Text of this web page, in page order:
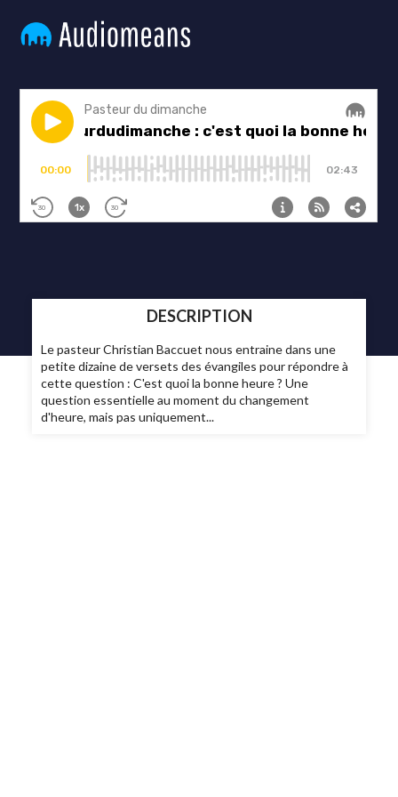
DESCRIPTION
Le pasteur Christian Baccuet nous entraine dans une
petite dizaine de versets des évangiles pour répondre à
cette question : C'est quoi la bonne heure ? Une
question essentielle au moment du changement
d'heure, mais pas uniquement...